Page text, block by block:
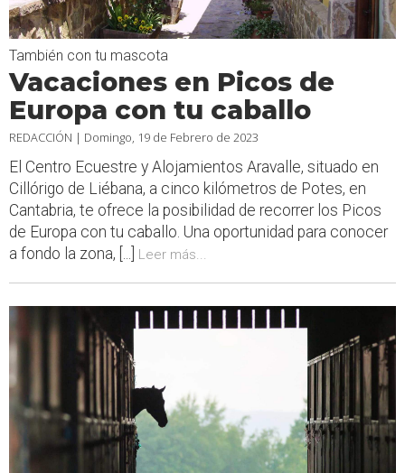
También con tu mascota
Vacaciones en Picos de
Europa con tu caballo
REDACCIÓN | Domingo, 19 de Febrero de 2023
El Centro Ecuestre y Alojamientos Aravalle, situado en
Cillórigo de Liébana, a cinco kilómetros de Potes, en
Cantabria, te ofrece la posibilidad de recorrer los Picos
de Europa con tu caballo. Una oportunidad para conocer
a fondo la zona, [...] Leer más...